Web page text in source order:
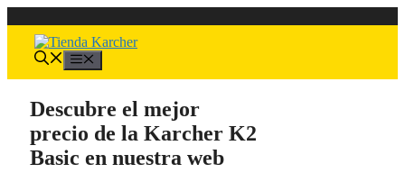
al
contenido
Descubre el mejor
precio de la Karcher K2
Basic en nuestra web